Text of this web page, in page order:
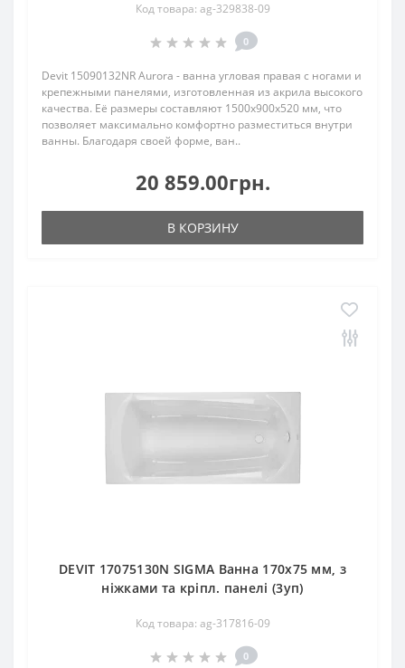
Код товара: ag-329838-09
0
Devit 15090132NR Aurora - ванна угловая правая с ногами и
крепежными панелями, изготовленная из акрила высокого
качества. Её размеры составляют 1500x900x520 мм, что
позволяет максимально комфортно разместиться внутри
ванны. Благодаря своей форме, ван..
20 859.00грн.
В КОРЗИНУ
DEVIT 17075130N SIGMA Ванна 170х75 мм, з
ніжками та кріпл. панелі (3уп)
Код товара: ag-317816-09
0